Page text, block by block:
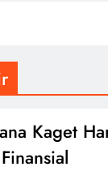
Kaget